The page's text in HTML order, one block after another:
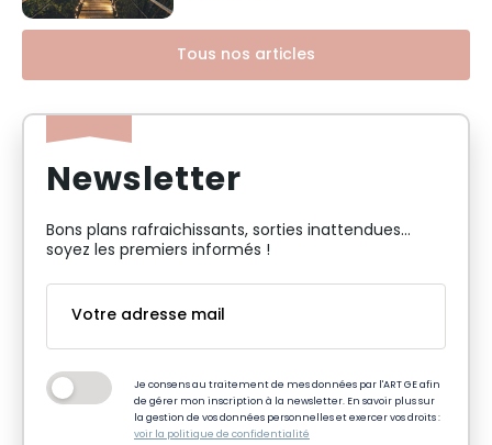
Tous nos articles
Newsletter
Bons plans rafraichissants, sorties inattendues…
soyez les premiers informés !
Je consens au traitement de mes données par l'ART GE afin
de gérer mon inscription à la newsletter. En savoir plus sur
la gestion de vos données personnelles et exercer vos droits :
voir la politique de confidentialité